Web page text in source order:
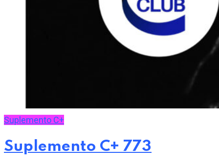
Suplemento C+
Suplemento C+ 773